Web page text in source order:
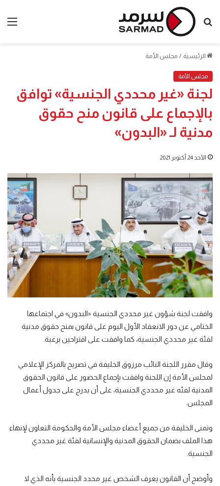
بحث
الرئيسية / مجلس الأمة
مجلس الأمة
لجنة «غير محددي الجنسية» توافق
بالإجماع على قانون منح حقوق
مدنية لـ «البدون»
الأحد 24 أكتوبر 2021
وافقت لجنة شؤون غير محددي الجنسية «البدون» في اجتماعها
الختامي عن دور الانعقاد الأول اليوم على قانون بمنح حقوق مدنية
لفئة غير محددي الجنسية، كما وافقت على اقتراحين برغبة.
وقال مقرر اللجنة النائب مرزوق الخليفة في تصريح بالمركز الإعلامي
لمجلس الأمة إن اللجنة وافقت بإجماع الحضور على قانون الحقوق
المدنية لفئه غير محددي الجنسية، على أن يدرج على جدول أعمال
المجلس.
وتمنى الخليفة من جميع أعضاء مجلس الأمة والحكومة التعاون لإنهاء
هذا الملف بضمان الحقوق المدنية والإنسانية لفئة غير محددي
الجنسية.
وأوضح أن القانون يعرف الشخص غير محدد الجنسية بأنه الذي لا